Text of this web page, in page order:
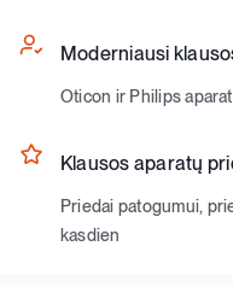
Moderniausi
Oticon ir Philips
Klausos aparatų
Priedai patogumui,
kasdien